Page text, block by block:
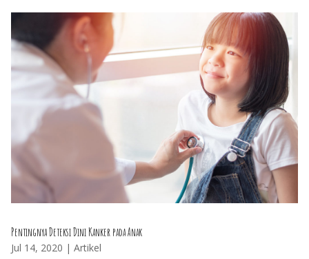
Pentingnya Deteksi Dini Kanker pada Anak
Jul 14, 2020 | Artikel